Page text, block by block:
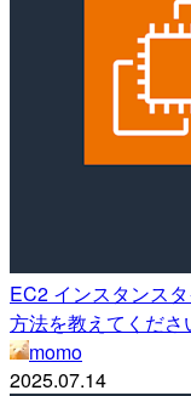
EC2 インスタンス
方法を教えてくださ
momo
2025.07.14